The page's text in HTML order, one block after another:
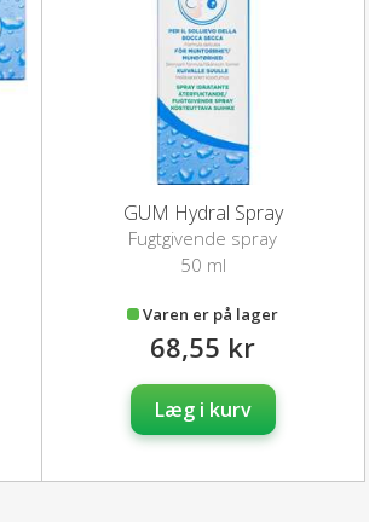
GUM Hydral Spray
Fugtgivende spray
50 ml
Varen er på lager
68,55 kr
Læg i kurv